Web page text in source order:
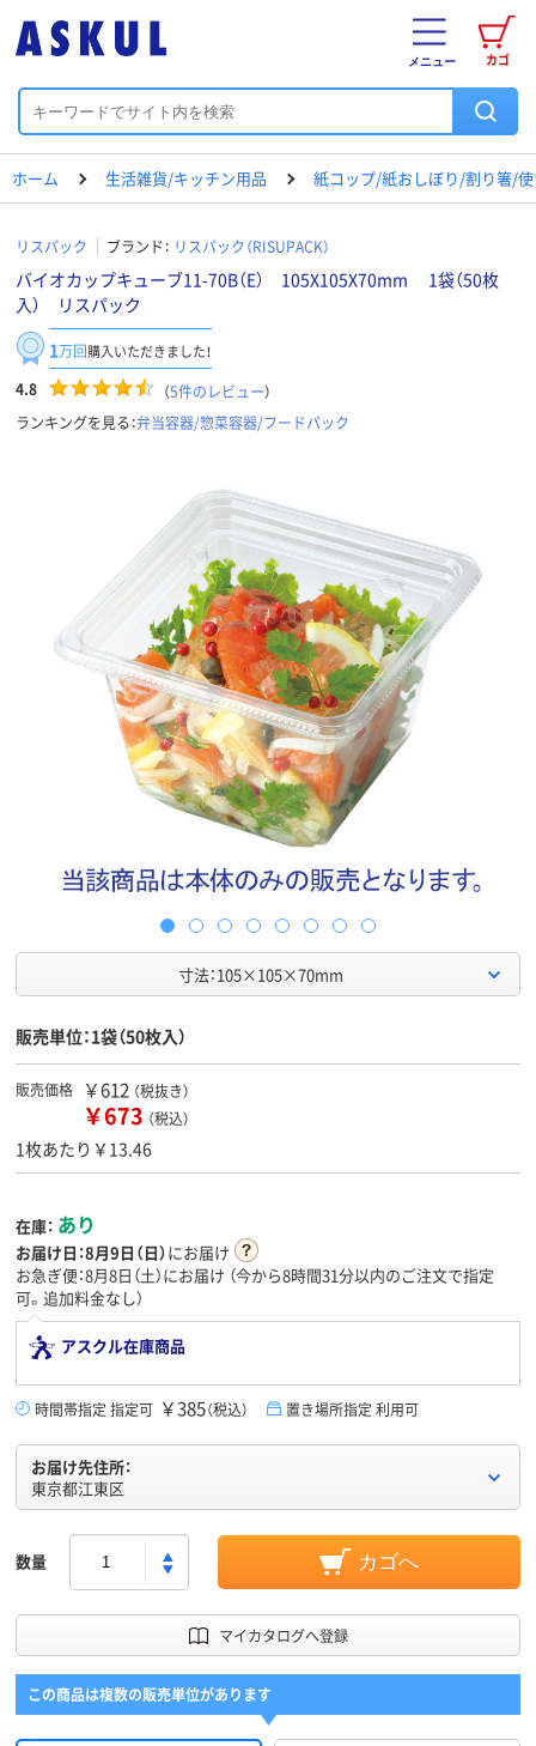
カゴ
メニュー
ホーム 生活雑貨/キッチン用品 紙コップ/紙おしぼり/割り箸/
リスパック ブランド： リスパック（RISUPACK）
バイオカップキューブ11-70B（E） 105X105X70mm 1袋（50枚
入） リスパック
1万回購入いただきました！
4.8 （5件のレビュー）
ランキングを見る：弁当容器/惣菜容器/フードパック
寸法：105×105×70mm
販売単位：1袋（50枚入）
販売価格 ￥612 （税抜き）
￥673 （税込）
1枚あたり￥13.46
在庫： あり
お届け日：8月9日（日）にお届け
お急ぎ便：8月8日（土）にお届け （今から8時間31分以内のご注文で指定
可。追加料金なし）
アスクル在庫商品
時間帯指定 指定可 ￥385（税込） 置き場所指定 利用可
お届け先住所：
東京都江東区
数量 カゴへ
マイカタログへ登録
この商品は複数の販売単位があります